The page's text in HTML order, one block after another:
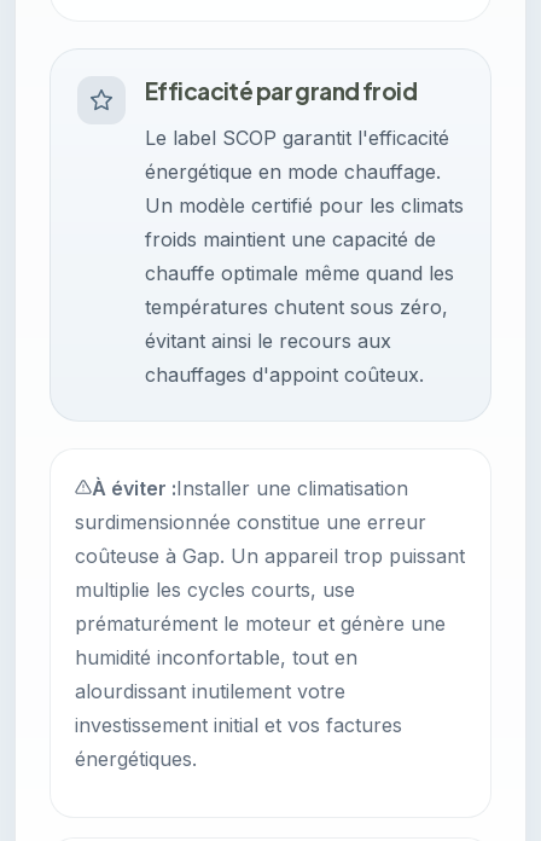
Efficacité par grand froid
Le label SCOP garantit l'efficacité
énergétique en mode chauffage.
Un modèle certifié pour les climats
froids maintient une capacité de
chauffe optimale même quand les
températures chutent sous zéro,
évitant ainsi le recours aux
chauffages d'appoint coûteux.
À éviter :Installer une climatisation
surdimensionnée constitue une erreur
coûteuse à Gap. Un appareil trop puissant
multiplie les cycles courts, use
prématurément le moteur et génère une
humidité inconfortable, tout en
alourdissant inutilement votre
investissement initial et vos factures
énergétiques.